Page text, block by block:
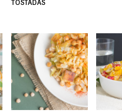
TOSTADAS